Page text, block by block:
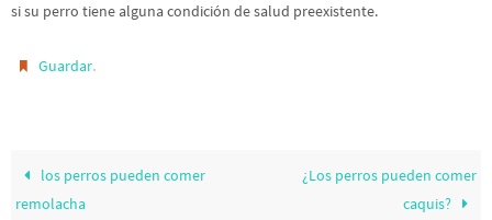
si su perro tiene alguna condición de salud preexistente.
Guardar.
los perros pueden comer
remolacha
¿Los perros pueden comer
caquis?